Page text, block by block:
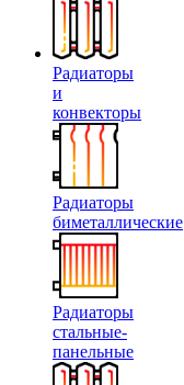
Радиаторы
и
конвекторы
Радиаторы
биметаллические
Радиаторы
стальные-
панельные